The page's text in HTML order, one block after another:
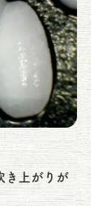
き上がりが